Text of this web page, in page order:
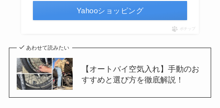
Yahooショッピング
ポチップ
あわせて読みたい
【オートバイ空気入れ】手動のお
すすめと選び方を徹底解説！